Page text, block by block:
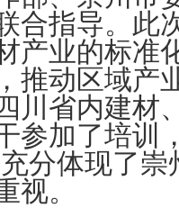
合指导。此
产业的标准
推动区域产
川省内建材
参加了培训
分体现了崇
视。